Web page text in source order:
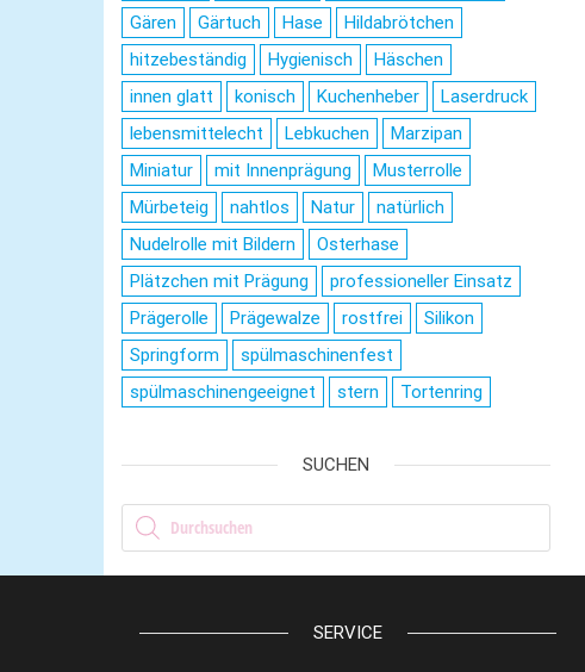
Gären
Gärtuch Hase
Hildabrötchen
hitzebeständig
Hygienisch
Häschen
innen glatt
konisch Kuchenheber
Laserdruck
lebensmittelecht
Lebkuchen
Marzipan
Miniatur
mit Innenprägung
Musterrolle
Mürbeteig
nahtlos Natur
natürlich
Nudelrolle mit Bildern
Osterhase
Plätzchen mit Prägung
professioneller Einsatz
Prägerolle
Prägewalze rostfrei
Silikon
Springform
spülmaschinenfest
spülmaschinengeeignet
stern Tortenring
SUCHEN
Products search
SERVICE